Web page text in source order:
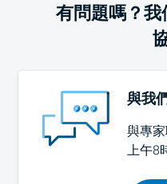
有問題嗎？
與我
與專
上午8